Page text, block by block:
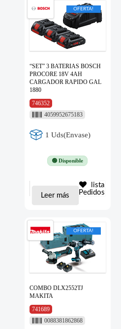
OFERTA!
“SET” 3 BATERIAS BOSCH
PROCORE 18V 4AH
CARGADOR RAPIDO GAL
1880
746352
4059952675183
1 Uds(Envase)
🟢 Disponible
Leer más
lista
Pedidos
OFERTA!
COMBO DLX2552TJ
MAKITA
741689
0088381862868